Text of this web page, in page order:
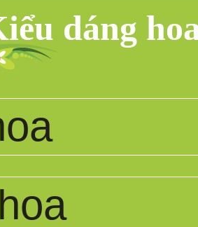
dáng